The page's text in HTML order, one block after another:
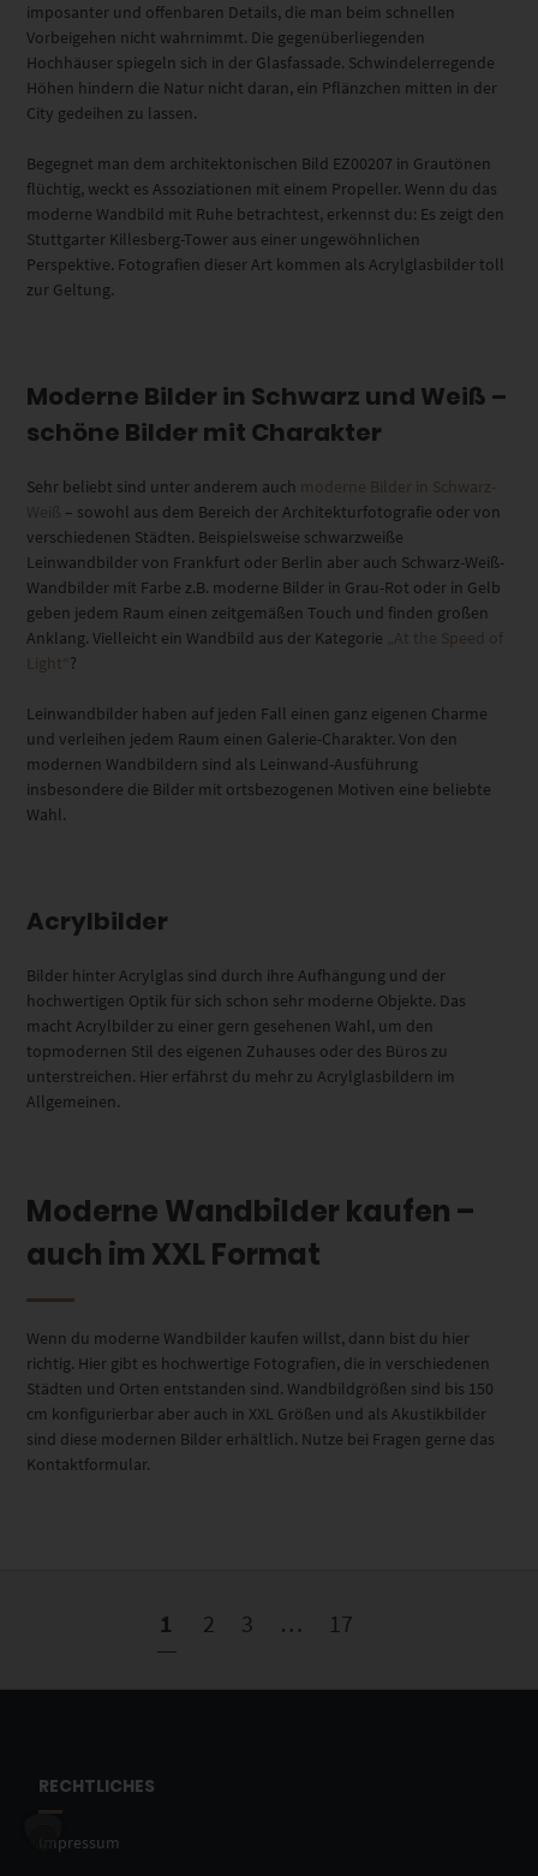
imposanter und offenbaren Details, die man beim schnellen
Vorbeigehen nicht wahrnimmt. Die gegenüberliegenden
Hochhäuser spiegeln sich in der Glasfassade. Schwindelerregende
Höhen hindern die Natur nicht daran, ein Pflänzchen mitten in der
City gedeihen zu lassen.
Begegnet man dem architektonischen Bild EZ00207 in Grautönen
flüchtig, weckt es Assoziationen mit einem Propeller. Wenn du das
moderne Wandbild mit Ruhe betrachtest, erkennst du: Es zeigt den
Stuttgarter Killesberg-Tower aus einer ungewöhnlichen
Perspektive. Fotografien dieser Art kommen als Acrylglasbilder toll
zur Geltung.
Moderne Bilder in Schwarz und Weiß –
schöne Bilder mit Charakter
Sehr beliebt sind unter anderem auch moderne Bilder in Schwarz-
Weiß – sowohl aus dem Bereich der Architekturfotografie oder von
verschiedenen Städten. Beispielsweise schwarzweiße
Leinwandbilder von Frankfurt oder Berlin aber auch Schwarz-Weiß-
Wandbilder mit Farbe z.B. moderne Bilder in Grau-Rot oder in Gelb
geben jedem Raum einen zeitgemäßen Touch und finden großen
Anklang. Vielleicht ein Wandbild aus der Kategorie „At the Speed of
Light“ ?
Leinwandbilder haben auf jeden Fall einen ganz eigenen Charme
und verleihen jedem Raum einen Galerie-Charakter. Von den
modernen Wandbildern sind als Leinwand-Ausführung
insbesondere die Bilder mit ortsbezogenen Motiven eine beliebte
Wahl.
Acrylbilder
Bilder hinter Acrylglas sind durch ihre Aufhängung und der
hochwertigen Optik für sich schon sehr moderne Objekte. Das
macht Acrylbilder zu einer gern gesehenen Wahl, um den
topmodernen Stil des eigenen Zuhauses oder des Büros zu
unterstreichen. Hier erfährst du mehr zu Acrylglasbildern im
Allgemeinen.
Moderne Wandbilder kaufen –
auch im XXL Format
Wenn du moderne Wandbilder kaufen willst, dann bist du hier
richtig. Hier gibt es hochwertige Fotografien, die in verschiedenen
Städten und Orten entstanden sind. Wandbildgrößen sind bis 150
cm konfigurierbar aber auch in XXL Größen und als Akustikbilder
sind diese modernen Bilder erhältlich. Nutze bei Fragen gerne das
Kontaktformular.
1 2 3 … 17
RECHTLICHES
Impressum